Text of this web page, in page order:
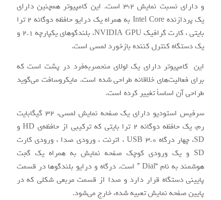
و دارای نسبت نمایش ۳:۲ است. این کامپیوتر همچنین دارای
یک پردازنده Intel Core به همراه یک درایو حافظه دوگانه ۲ ترا
بایتی ، کارت گرافیک NVIDIA GPU، بلندگوهای یکپارچه ۲.۱ و
یک دستگاه کنترل ‌کننده بازخورد لمسی است.
این کامپیوتر دارای یک لولای منحصربه‌فرد در پشت است که
برای فعالیت‌های خلاقانه طراحی‌ شده است. مایکروسافت می‌گوید
طراحی آن اساساً تغییر کرده است.
سرفیس استودیو دارای یک صفحه ‌نمایش لمسی، ۳۲ گیگابایت
رم، یک حافظه دوگانه ۲ ترا بایتی که ترکیبی از حافظه‌ی HD و
SD، چهار درگاه USB 3.0 ، اترنت ، ورودی صدا ، ورودی کارت
SD و یک ورودی کوچک صفحه نمایش به همراه یک گجت
هوشمند به نام “Dial ” است. درگاه و درایو بلندگوها در قسمت
پایینی دستگاه قرار دارد و صدا از قسمت مربعی شکلی که در
پایین صفحه‌ نمایش تعبیه ‌شده، خارج می‌شود.